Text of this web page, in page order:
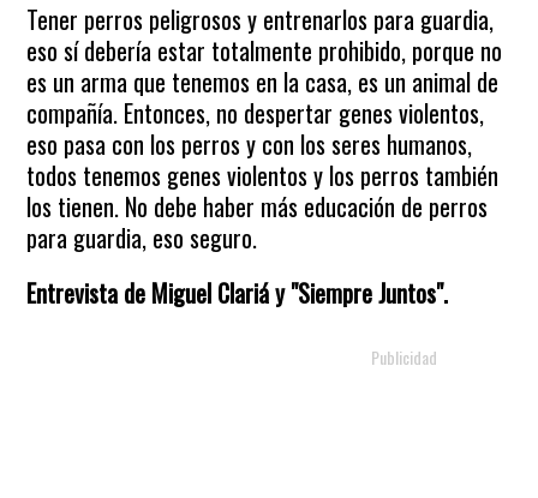
Tener perros peligrosos y entrenarlos para guardia,
eso sí debería estar totalmente prohibido, porque no
es un arma que tenemos en la casa, es un animal de
compañía. Entonces, no despertar genes violentos,
eso pasa con los perros y con los seres humanos,
todos tenemos genes violentos y los perros también
los tienen. No debe haber más educación de perros
para guardia, eso seguro.
Entrevista de Miguel Clariá y "Siempre Juntos".